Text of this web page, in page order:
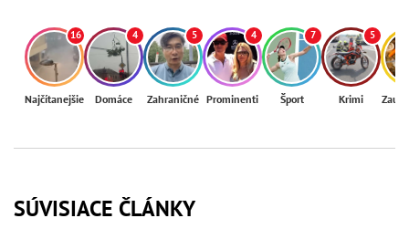
16
Najčítanejšie
4
Domáce
5
Zahraničné
4
Prominenti
7
Šport
5
Krimi
SÚVISIACE ČLÁNKY